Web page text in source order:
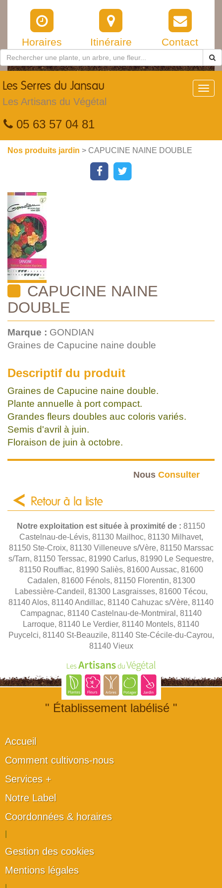
Horaires Itinéraire Contact
Les Serres du Jansau
Les Artisans du Végétal
05 63 57 04 81
Nos produits jardin > CAPUCINE NAINE DOUBLE
CAPUCINE NAINE
DOUBLE
Marque : GONDIAN
Graines de Capucine naine double
Descriptif du produit
Graines de Capucine naine double.
Plante annuelle à port compact.
Grandes fleurs doubles auc coloris variés.
Semis d'avril à juin.
Floraison de juin à octobre.
Nous Consulter
Retour à la liste
Notre exploitation est située à proximité de : 81150
Castelnau-de-Lévis, 81130 Mailhoc, 81130 Milhavet,
81150 Ste-Croix, 81130 Villeneuve s/Vère, 81150 Marssac
s/Tarn, 81150 Terssac, 81990 Carlus, 81990 Le Sequestre,
81150 Rouffiac, 81990 Saliès, 81600 Aussac, 81600
Cadalen, 81600 Fénols, 81150 Florentin, 81300
Labessière-Candeil, 81300 Lasgraisses, 81600 Técou,
81140 Alos, 81140 Andillac, 81140 Cahuzac s/Vère, 81140
Campagnac, 81140 Castelnau-de-Montmiral, 81140
Larroque, 81140 Le Verdier, 81140 Montels, 81140
Puycelci, 81140 St-Beauzile, 81140 Ste-Cécile-du-Cayrou,
81140 Vieux
" Établissement labélisé "
Accueil
Comment cultivons-nous
Services +
Notre Label
Coordonnées & horaires
Gestion des cookies
Mentions légales